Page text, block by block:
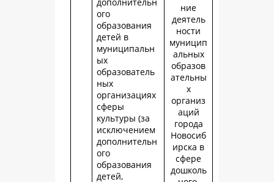
ого
образования
детей в
муниципальн
ых
образователь
ных
организациях
сферы
культуры (за
исключением
дополнительн
ого
образования
детей,
ние
деятель
ности
муницип
альных
образов
ательны
х
организ
аций
города
Новосиб
ирска в
сфере
дошколь